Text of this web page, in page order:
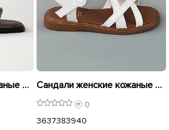
Сандали женские кожаные 594202 Шоколад распродажа Сандали женские кожаные 594248 Белые распродажа
0
3637383940